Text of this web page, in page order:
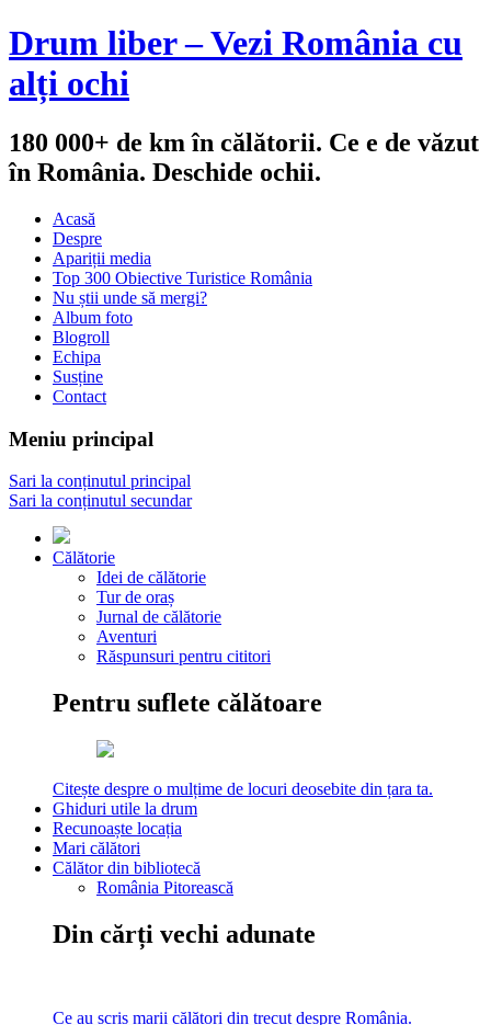
Drum liber – Vezi România cu
alți ochi
180 000+ de km în călătorii. Ce e de văzut
în România. Deschide ochii.
Acasă
Despre
Apariții media
Top 300 Obiective Turistice România
Nu știi unde să mergi?
Album foto
Blogroll
Echipa
Susține
Contact
Meniu principal
Sari la conținutul principal
Sari la conținutul secundar
Călătorie
Idei de călătorie
Tur de oraș
Jurnal de călătorie
Aventuri
Răspunsuri pentru cititori
Pentru suflete călătoare
Citește despre o mulțime de locuri deosebite din țara ta.
Ghiduri utile la drum
Recunoaște locația
Mari călători
Călător din bibliotecă
România Pitorească
Din cărți vechi adunate
Ce au scris marii călători din trecut despre România.